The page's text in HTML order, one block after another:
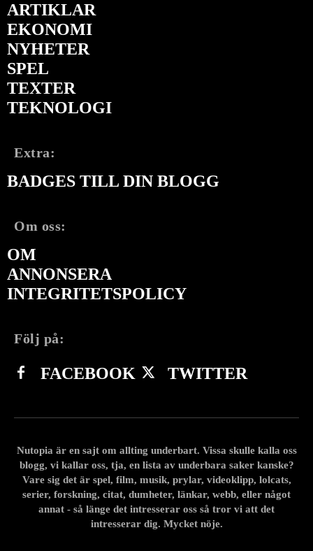
ARTIKLAR
EKONOMI
NYHETER
SPEL
TEXTER
TEKNOLOGI
Extra:
BADGES TILL DIN BLOGG
Om oss:
OM
ANNONSERA
INTEGRITETSPOLICY
Följ på:
FACEBOOK TWITTER
Nutopia är en sajt om allting underbart. Vissa skulle kalla oss
blogg, vi kallar oss, tja, en lista av underbara saker kanske?
Vare sig det är spel, film, musik, prylar, videoklipp, lolcats,
serier, forskning, citat, dumheter, länkar, webb, eller något
annat - så länge det intresserar oss så tror vi att det
intresserar dig. Mycket nöje.